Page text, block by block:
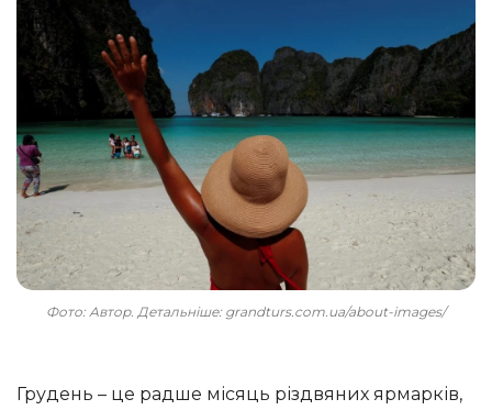
Фото: Автор. Детальніше: grandturs.com.ua/about-images/
Грудень – це радше місяць різдвяних ярмарків,